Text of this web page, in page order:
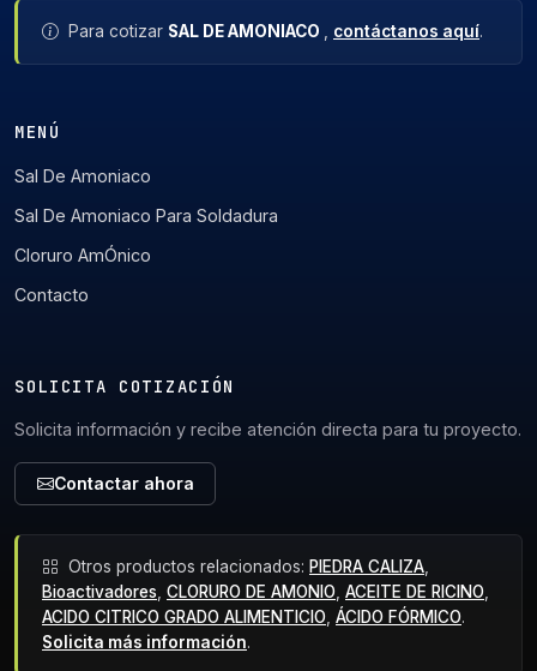
Para cotizar SAL DE AMONIACO contáctanos aquí.
MENÚ
Sal De Amoniaco
Sal De Amoniaco Para Soldadura
Cloruro AmÓnico
Contacto
SOLICITA COTIZACIÓN
Solicita información y recibe atención directa para tu proyecto.
Contactar ahora
Otros productos relacionados: PIEDRA CALIZA
Bioactivadores CLORURO DE AMONIO ACEITE DE RICINO
ACIDO CITRICO GRADO ALIMENTICIO ÁCIDO FÓRMICO.
Solicita más información.